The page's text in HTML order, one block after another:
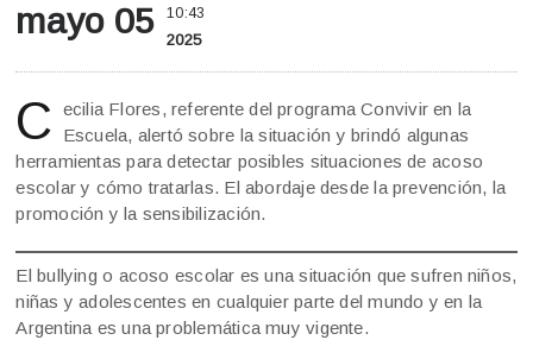
mayo 05 10:43
2025
C ecilia Flores, referente del programa Convivir en la
Escuela, alertó sobre la situación y brindó algunas
herramientas para detectar posibles situaciones de acoso
escolar y cómo tratarlas. El abordaje desde la prevención, la
promoción y la sensibilización.
El bullying o acoso escolar es una situación que sufren niños,
niñas y adolescentes en cualquier parte del mundo y en la
Argentina es una problemática muy vigente.